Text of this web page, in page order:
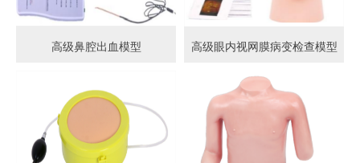
高级鼻腔出血模型 高级眼内视网膜病变检查模型